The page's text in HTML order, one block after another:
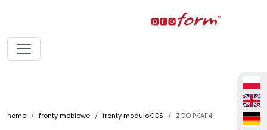
home fronty meblowe fronty moduloKIDS ZOO PKAF4